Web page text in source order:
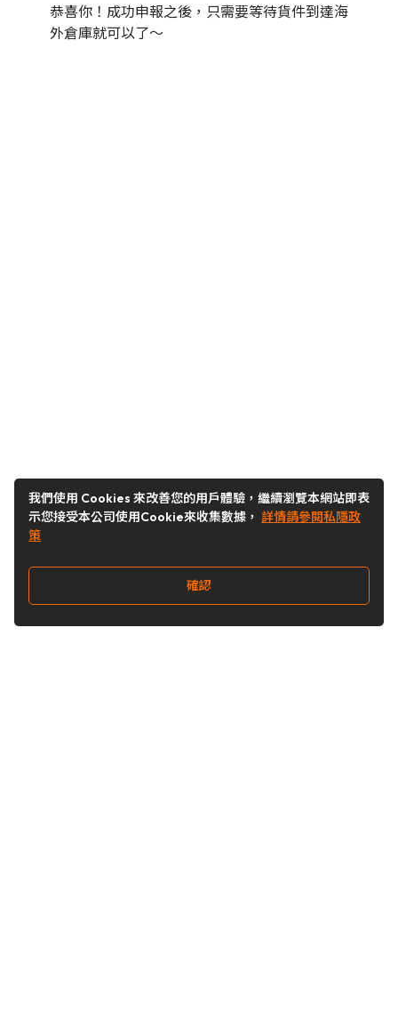
恭喜你！成功申報之後，只需要等待貨件到達海
外倉庫就可以了～
我們使用 Cookies 來改善您的用戶體驗，繼續瀏覽本網站即表
示您接受本公司使用Cookie來收集數據， 詳情請參閱私隱政
策
確認